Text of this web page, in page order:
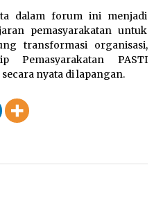
dan Sertijab Pejabat
2026
dalam forum ini menjadi
pemasyarakatan untuk
transformasi organisasi,
Pemasyarakatan PASTI
nyata di lapangan.